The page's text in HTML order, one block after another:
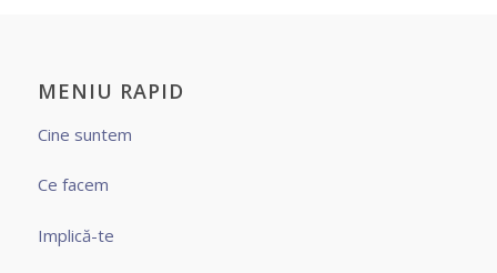
MENIU RAPID
Cine suntem
Ce facem
Implică-te